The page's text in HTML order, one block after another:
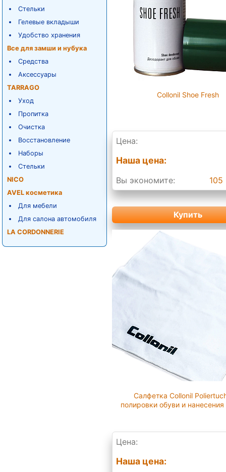
Стельки
Гелевые вкладыши
Удобство хранения
Все для замши и нубука
Средства
Аксессуары
TARRAGO
Уход
Пропитка
Очистка
Восстановление
Наборы
Стельки
NICO
AVEL косметика
Для мебели
Для салона автомобиля
LA CORDONNERIE
Collonil Shoe Fresh
Цена:
Наша цена:
Вы экономите: 105
Купить
Салфетка Collonil
полировки обуви и
Цена:
Наша цена: